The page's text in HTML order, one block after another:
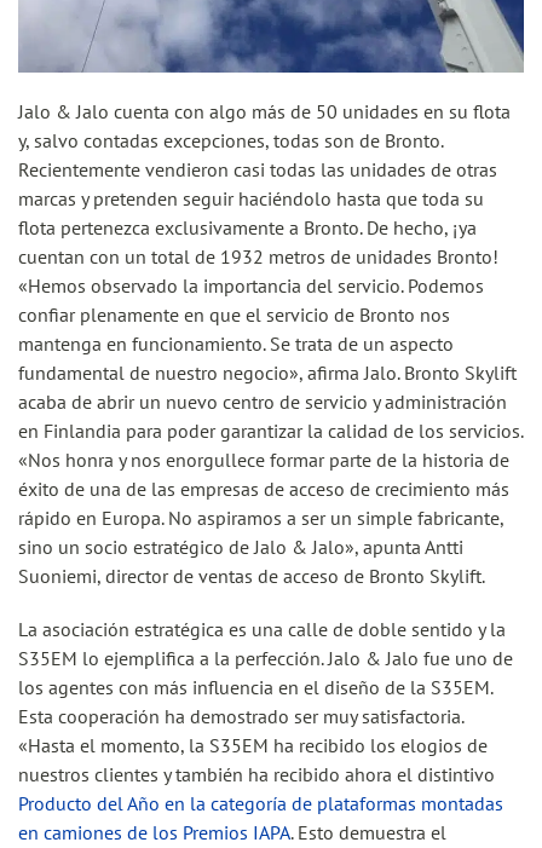
Jalo & Jalo cuenta con algo más de 50 unidades en su flota
y, salvo contadas excepciones, todas son de Bronto.
Recientemente vendieron casi todas las unidades de otras
marcas y pretenden seguir haciéndolo hasta que toda su
flota pertenezca exclusivamente a Bronto. De hecho, ¡ya
cuentan con un total de 1932 metros de unidades Bronto!
«Hemos observado la importancia del servicio. Podemos
confiar plenamente en que el servicio de Bronto nos
mantenga en funcionamiento. Se trata de un aspecto
fundamental de nuestro negocio», afirma Jalo. Bronto Skylift
acaba de abrir un nuevo centro de servicio y administración
en Finlandia para poder garantizar la calidad de los servicios.
«Nos honra y nos enorgullece formar parte de la historia de
éxito de una de las empresas de acceso de crecimiento más
rápido en Europa. No aspiramos a ser un simple fabricante,
sino un socio estratégico de Jalo & Jalo», apunta Antti
Suoniemi, director de ventas de acceso de Bronto Skylift.
La asociación estratégica es una calle de doble sentido y la
S35EM lo ejemplifica a la perfección. Jalo & Jalo fue uno de
los agentes con más influencia en el diseño de la S35EM.
Esta cooperación ha demostrado ser muy satisfactoria.
«Hasta el momento, la S35EM ha recibido los elogios de
nuestros clientes y también ha recibido ahora el distintivo
Producto del Año en la categoría de plataformas montadas
en camiones de los Premios IAPA. Esto demuestra el